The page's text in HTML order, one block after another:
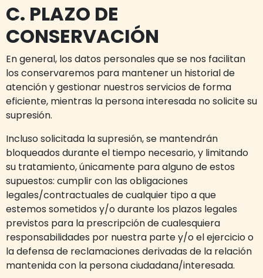
C. PLAZO DE
CONSERVACIÓN
En general, los datos personales que se nos facilitan
los conservaremos para mantener un historial de
atención y gestionar nuestros servicios de forma
eficiente, mientras la persona interesada no solicite su
supresión.
Incluso solicitada la supresión, se mantendrán
bloqueados durante el tiempo necesario, y limitando
su tratamiento, únicamente para alguno de estos
supuestos: cumplir con las obligaciones
legales/contractuales de cualquier tipo a que
estemos sometidos y/o durante los plazos legales
previstos para la prescripción de cualesquiera
responsabilidades por nuestra parte y/o el ejercicio o
la defensa de reclamaciones derivadas de la relación
mantenida con la persona ciudadana/interesada.